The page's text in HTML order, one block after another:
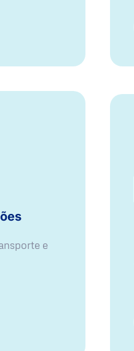
e